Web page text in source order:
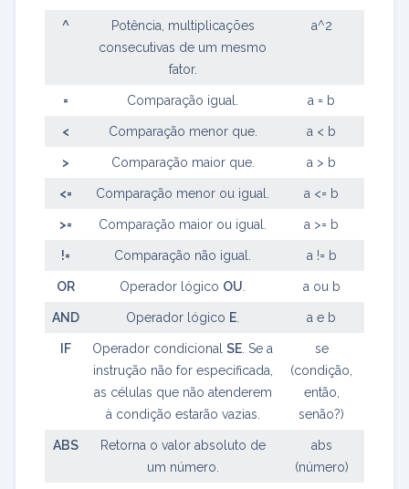
^
Potência, multiplicações
consecutivas de um mesmo
fator.
a^2
= Comparação igual. a = b
< Comparação menor que. a < b
> Comparação maior que. a > b
<= Comparação menor ou igual. a <= b
>= Comparação maior ou igual. a >= b
!= Comparação não igual. a != b
OR Operador lógico OU a ou b
AND Operador lógico E a e b
IF Operador condicional SE . Se a
instrução não for especificada,
as células que não atenderem
à condição estarão vazias.
se
(condição,
então,
senão?)
ABS
Retorna o valor absoluto de
um número.
abs
(número)